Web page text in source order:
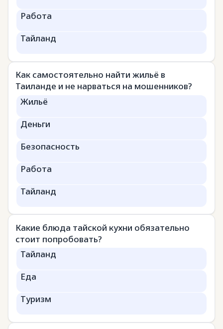
Работа
Тайланд
Как самостоятельно найти жильё в
Таиланде и не нарваться на мошенников?
Жильё
Деньги
Безопасность
Работа
Тайланд
Какие блюда тайской кухни обязательно
стоит попробовать?
Тайланд
Еда
Туризм